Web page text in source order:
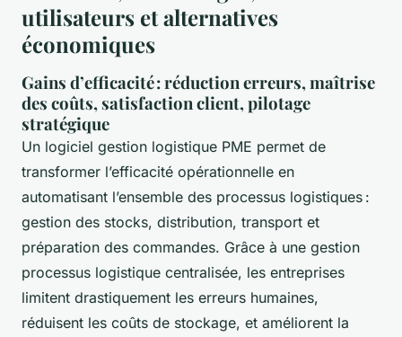
utilisateurs et alternatives
économiques
Gains d’efficacité : réduction erreurs, maîtrise
des coûts, satisfaction client, pilotage
stratégique
Un logiciel gestion logistique PME permet de
transformer l’efficacité opérationnelle en
automatisant l’ensemble des processus logistiques :
gestion des stocks, distribution, transport et
préparation des commandes. Grâce à une gestion
processus logistique centralisée, les entreprises
limitent drastiquement les erreurs humaines,
réduisent les coûts de stockage, et améliorent la